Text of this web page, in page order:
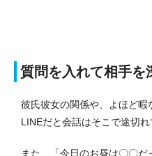
質問を入れて相手を
彼氏彼女の関係や、よほど
LINEだと会話はそこで途切れ
また、「今日のお昼は〇〇